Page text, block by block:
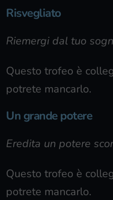
Risvegliato
Riemergi dal tuo
Questo trofeo è
potrete mancarlo.
Un grande potere
Eredita un potere
Questo trofeo è
potrete mancarlo.